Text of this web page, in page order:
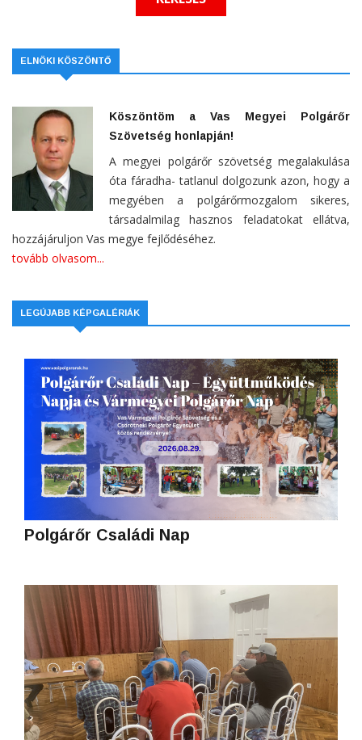
ELNÖKI KÖSZÖNTŐ
Köszöntöm a Vas Megyei Polgárőr
Szövetség honlapján!
A megyei polgárőr szövetség megalakulása
óta fáradha- tatlanul dolgozunk azon, hogy a
megyében a polgárőrmozgalom sikeres,
társadalmilag hasznos feladatokat ellátva,
hozzájáruljon Vas megye fejlődéséhez.
tovább olvasom...
LEGÚJABB KÉPGALÉRIÁK
Polgárőr Családi Nap